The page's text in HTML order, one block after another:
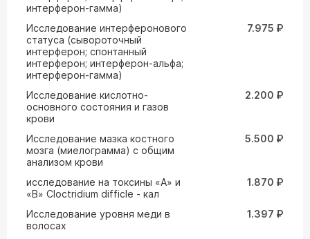
интерферон-гамма)
Исследование интерферонового
статуса (сывороточный
интерферон; спонтанный
интерферон; интерферон-альфа;
интерферон-гамма)
7.975 ₽
Исследование кислотно-
основного состояния и газов
крови
2.200 ₽
Исследование мазка костного
мозга (миелограмма) с общим
анализом крови
5.500 ₽
исследование на токсины «А» и
«В» Cloctridium difficle - кал
1.870 ₽
Исследование уровня меди в
волосах
1.397 ₽